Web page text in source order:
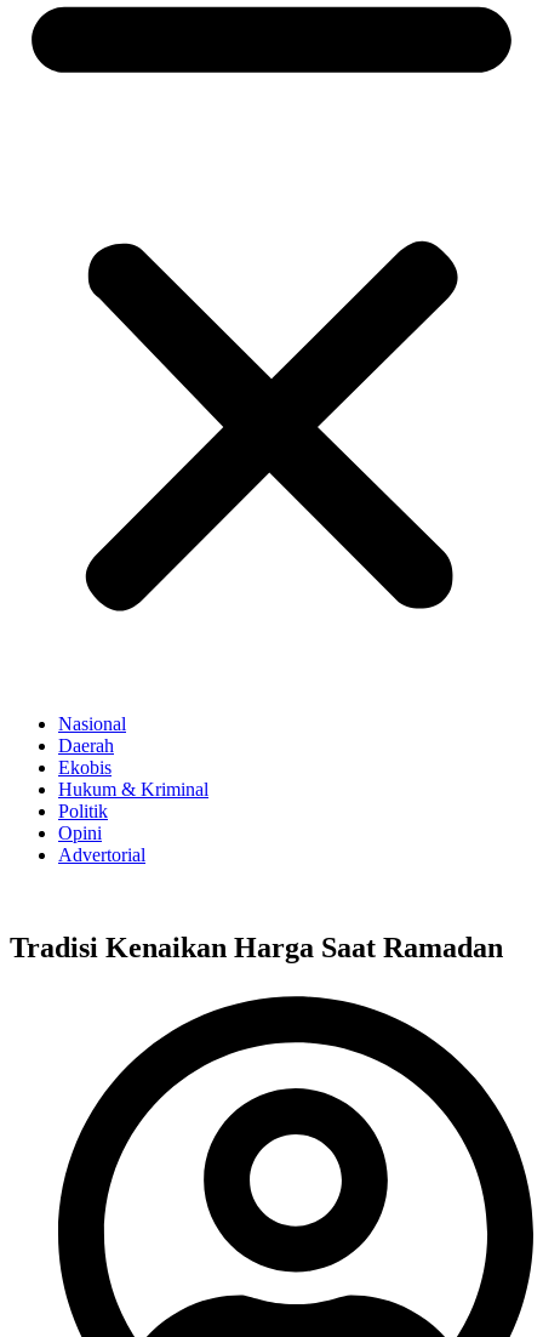
Nasional
Daerah
Ekobis
Hukum & Kriminal
Politik
Opini
Advertorial
Tradisi Kenaikan Harga Saat Ramadan